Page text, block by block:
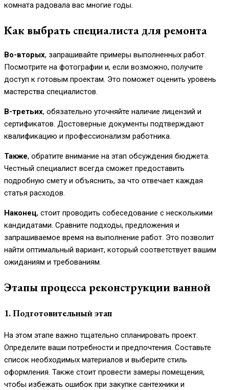
комната радовала вас многие годы.
Как выбрать специалиста для ремонта
Во-вторых, запрашивайте примеры выполненных работ.
Посмотрите на фотографии и, если возможно, получите
доступ к готовым проектам. Это поможет оценить уровень
мастерства специалистов.
В-третьих, обязательно уточняйте наличие лицензий и
сертификатов. Достоверные документы подтверждают
квалификацию и профессионализм работника.
Также, обратите внимание на этап обсуждения бюджета.
Честный специалист всегда сможет предоставить
подробную смету и объяснить, за что отвечает каждая
статья расходов.
Наконец, стоит проводить собеседование с несколькими
кандидатами. Сравните подходы, предложения и
запрашиваемое время на выполнение работ. Это позволит
найти оптимальный вариант, который соответствует вашим
ожиданиям и требованиям.
Этапы процесса реконструкции ванной
1. Подготовительный этап
На этом этапе важно тщательно спланировать проект.
Определите ваши потребности и предпочтения. Составьте
список необходимых материалов и выберите стиль
оформления. Также стоит провести замеры помещения,
чтобы избежать ошибок при закупке сантехники и